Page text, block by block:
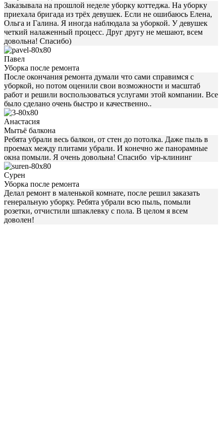
Заказывала на прошлой неделе уборку коттеджа. На уборку
приехала бригада из трёх девушек. Если не ошибаюсь Елена,
Ольга и Галина. Я иногда наблюдала за уборкой. У девушек
четкий налаженный процесс. Друг другу не мешают, всем
довольна! Спасибо)
Павел
Уборка после ремонта
После окончания ремонта думали что сами справимся с
уборкой, но потом оценили свои возможности и масштаб
работ и решили воспользоваться услугами этой компании. Все
было сделано очень быстро и качественно..
Анастасия
Мытьё балкона
Ребята убрали весь балкон, от стен до потолка. Даже пыль в
проемах между плитами убрали. И конечно же панорамные
окна помыли. Я очень довольна! Спасибо vip-клининг
Сурен
Уборка после ремонта
Делал ремонт в маленькой комнате, после решил заказать
генеральную уборку. Ребята убрали всю пыль, помыли
розетки, отчистили шпаклевку с пола. В целом я всем
доволен!